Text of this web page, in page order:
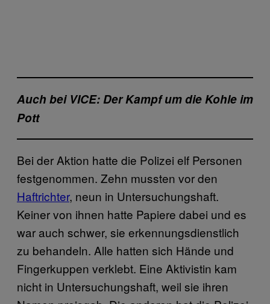
Auch bei VICE: Der Kampf um die Kohle im
Pott
Bei der Aktion hatte die Polizei elf Personen
festgenommen. Zehn mussten vor den
Haftrichter, neun in Untersuchungshaft.
Keiner von ihnen hatte Papiere dabei und es
war auch schwer, sie erkennungsdienstlich
zu behandeln. Alle hatten sich Hände und
Fingerkuppen verklebt. Eine Aktivistin kam
nicht in Untersuchungshaft, weil sie ihren